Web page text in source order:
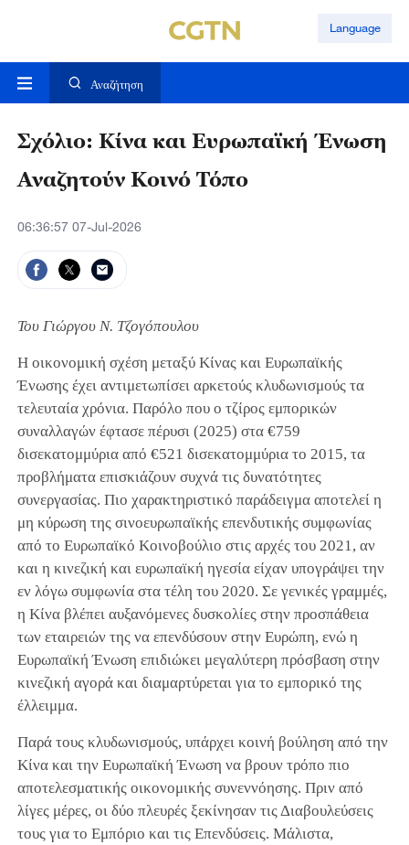
Language
Αναζήτηση
Σχόλιο: Κίνα και Ευρωπαϊκή Ένωση
Αναζητούν Κοινό Τόπο
06:36:57 07-Jul-2026
Του Γιώργου Ν. Τζογόπουλου
Η οικονομική σχέση μεταξύ Κίνας και Ευρωπαϊκής
Ένωσης έχει αντιμετωπίσει αρκετούς κλυδωνισμούς τα
τελευταία χρόνια. Παρόλο που ο τζίρος εμπορικών
συναλλαγών έφτασε πέρυσι (2025) στα €759
δισεκατομμύρια από €521 δισεκατομμύρια το 2015, τα
προβλήματα επισκιάζουν συχνά τις δυνατότητες
συνεργασίας. Πιο χαρακτηριστικό παράδειγμα αποτελεί η
μη κύρωση της σινοευρωπαϊκής επενδυτικής συμφωνίας
από το Ευρωπαϊκό Κοινοβούλιο στις αρχές του 2021, αν
και η κινεζική και ευρωπαϊκή ηγεσία είχαν υπογράψει την
εν λόγω συμφωνία στα τέλη του 2020. Σε γενικές γραμμές,
η Κίνα βλέπει αυξανόμενες δυσκολίες στην προσπάθεια
των εταιρειών της να επενδύσουν στην Ευρώπη, ενώ η
Ευρωπαϊκή Ένωση επιδιώκει μεγαλύτερη πρόσβαση στην
κινεζική αγορά και διαμαρτύρεται για το εμπορικό της
έλλειμμα.
Παρά τους κλυδωνισμούς, υπάρχει κοινή βούληση από την
Κίνα και την Ευρωπαϊκή Ένωση να βρουν τρόπο πιο
αποτελεσματικής οικονομικής συνεννόησης. Πριν από
λίγες μέρες, οι δύο πλευρές ξεκίνησαν τις Διαβουλεύσεις
τους για το Εμπόριο και τις Επενδύσεις. Μάλιστα,